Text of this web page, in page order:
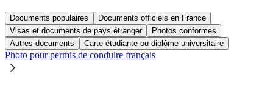
Documents populaires
Documents officiels en France
Visas et documents de pays étranger
Photos conformes
Autres documents
Carte étudiante ou diplôme universitaire
Photo pour permis de conduire français